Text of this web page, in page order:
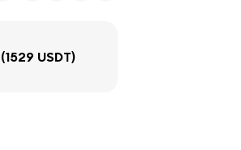
USDT)